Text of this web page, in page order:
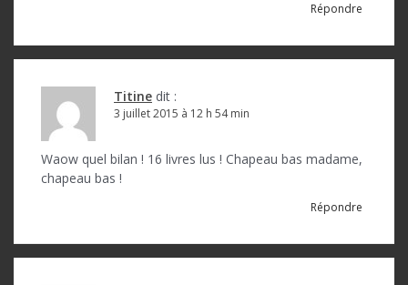
Répondre
Titine dit :
3 juillet 2015 à 12 h 54 min
Waow quel bilan ! 16 livres lus ! Chapeau bas madame,
chapeau bas !
Répondre